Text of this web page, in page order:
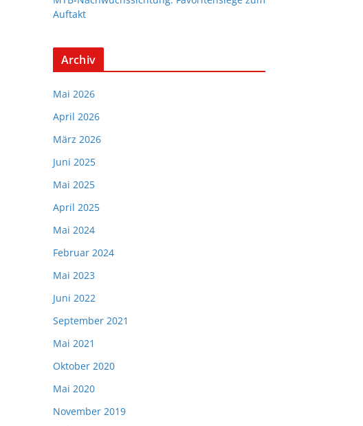
Auftakt
Archiv
Mai 2026
April 2026
März 2026
Juni 2025
Mai 2025
April 2025
Mai 2024
Februar 2024
Mai 2023
Juni 2022
September 2021
Mai 2021
Oktober 2020
Mai 2020
November 2019